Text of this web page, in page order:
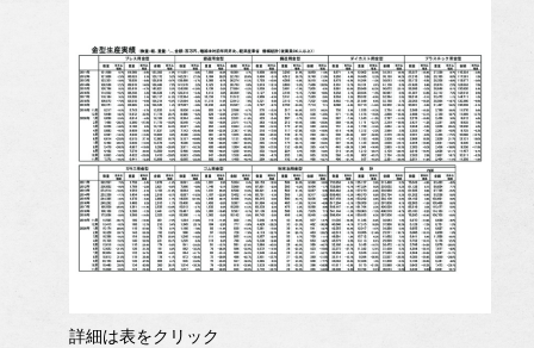
詳細は表をクリック